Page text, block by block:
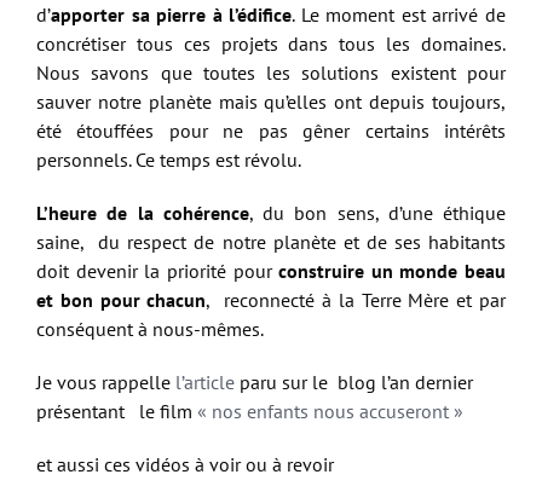
d’apporter sa pierre à l’édifice. Le moment est arrivé de
concrétiser tous ces projets dans tous les domaines.
Nous savons que toutes les solutions existent pour
sauver notre planète mais qu’elles ont depuis toujours,
été étouffées pour ne pas gêner certains intérêts
personnels. Ce temps est révolu.
L’heure de la cohérence, du bon sens, d’une éthique
saine, du respect de notre planète et de ses habitants
doit devenir la priorité pourconstruire un monde beau
et bon pour chacun, reconnecté à la Terre Mère et par
conséquent à nous-mêmes.
Je vous rappelle l’article paru sur le blog l’an dernier
présentant le film « nos enfants nous accuseront »
et aussi ces vidéos à voir ou à revoir